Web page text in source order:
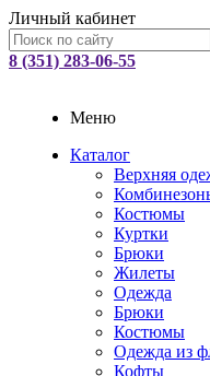
Личный кабинет
8 (351) 283-06-55
Меню
Каталог
Верхняя
Костюмы
Куртки
Брюки
Жилеты
Одежда
Брюки
Костюмы
Одежда из
Кофты